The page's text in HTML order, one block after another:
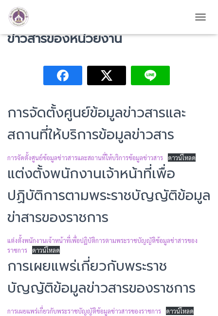
คำสั่งแต่งตั้งคณะกรรมการข้อมูล
ข่าวสารของหน่วยงาน
การจัดตั้งศูนย์ข้อมูลข่าวสารและ
สถานที่ให้บริการข้อมูลข่าวสาร
การจัดตั้งศูนย์ข้อมูลข่าวสารและสถานที่ให้บริการข้อมูลข่าวสาร ดาวน์โหลด
แต่งตั้งพนักงานเจ้าหน้าที่เพื่อ
ปฏิบัติการตามพระราชบัญญัติข้อมูล
ข่าสารของราชการ
แต่งตั้งพนักงานเจ้าหน้าที่เพื่อปฏิบัติการตามพระราชบัญญัติข้อมูลข่าสารของ
ราชการ
ดาวน์โหลด
การเผยแพร่เกี่ยวกับพระราช
บัญญัติข้อมูลข่าวสารของราชการ
การเผยแพร่เกี่ยวกับพระราชบัญญัติข้อมูลข่าวสารของราชการ ดาวน์โหลด